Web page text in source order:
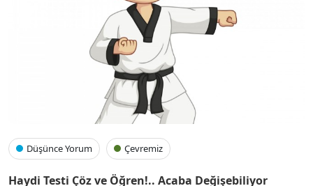
Düşünce Yorum Çevremiz
Haydi Testi Çöz ve Öğren!.. Acaba Değişebiliyor